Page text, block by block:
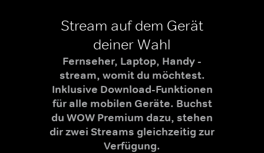
Stream auf dem Gerät
deiner Wahl
Fernseher, Laptop, Handy -
stream, womit du möchtest.
Inklusive Download-Funktionen
für alle mobilen Geräte. Buchst
du WOW Premium dazu, stehen
dir zwei Streams gleichzeitig zur
Verfügung.